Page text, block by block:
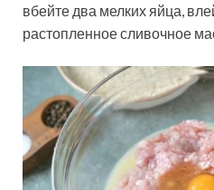
вбейте два мелких яйца,
растопленное сливочное